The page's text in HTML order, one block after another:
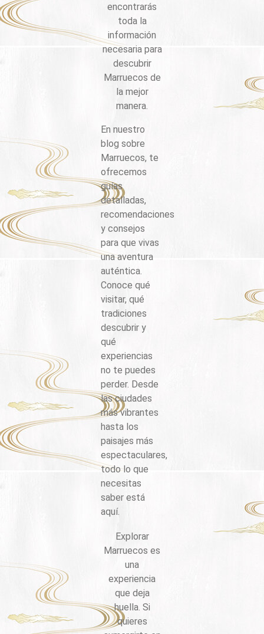
encontrarás
toda la
información
necesaria para
descubrir
Marruecos de
la mejor
manera.
En nuestro
blog sobre
Marruecos, te
ofrecemos
guías
detalladas,
recomendaciones
y consejos
para que vivas
una aventura
auténtica.
Conoce qué
visitar, qué
tradiciones
descubrir y
qué
experiencias
no te puedes
perder. Desde
las ciudades
más vibrantes
hasta los
paisajes más
espectaculares,
todo lo que
necesitas
saber está
aquí.
Explorar
Marruecos es
una
experiencia
que deja
huella. Si
quieres